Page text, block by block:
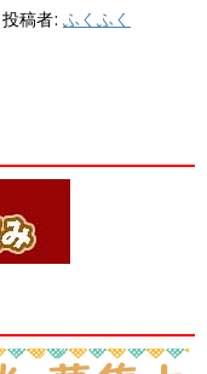
投稿者: ふくふく